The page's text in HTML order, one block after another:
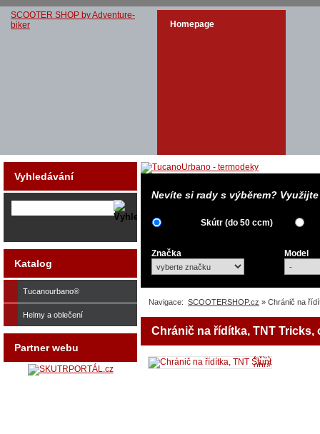
SCOOTER SHOP by Adventure-
biker
Homepage
Nevíte si rady s výběrem?
Skútr (do 50 ccm)
Značka Model
Navigace: SCOOTERSHOP.cz » Chránič na
Chránič na řídítka, TNT Tricks,
Zvětšit
obrázek
Vyhledávání
Katalog
Tucanourbano®
Helmy a oblečení
Partner webu